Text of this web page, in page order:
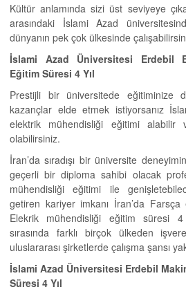
Kültür anlamında sizi üst seviyeye
arasındaki İslami Azad
dünyanın pek çok ülkesinde
İslami Azad Üniversitesi Erdebil
Eğitim Süresi 4 Yıl
Prestijli bir üniversitede eğitiminize
kazançlar elde etmek istiyorsanız
elektrik mühendisliği eğitimi
olabilirsiniz.
İran’da sıradışı bir üniversite
geçerli bir diploma sahibi olacak
mühendisliği eğitimi ile
getiren kariyer imkanı İran’da
Elekrik mühendisliği eğitim süresi 4
sırasında farklı birçok ülkeden
uluslararası şirketlerde çalışma şansı
İslami Azad Üniversitesi Erdebil
Süresi 4 Yıl